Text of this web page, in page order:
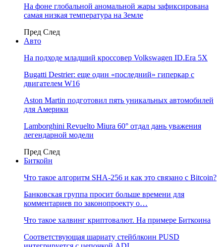
На фоне глобальной аномальной жары зафиксирована
самая низкая температура на Земле
Пред След
Авто
На подходе младший кроссовер Volkswagen ID.Era 5X
Bugatti Destrier: еще один «последний» гиперкар с
двигателем W16
Aston Martin подготовил пять уникальных автомобилей
для Америки
Lamborghini Revuelto Miura 60° отдал дань уважения
легендарной модели
Пред След
Биткойн
Что такое алгоритм SHA-256 и как это связано с Bitcoin?
Банковская группа просит больше времени для
комментариев по законопроекту о…
Что такое халвинг криптовалют. На примере Биткоина
Соответствующая шариату стейблкоин PUSD